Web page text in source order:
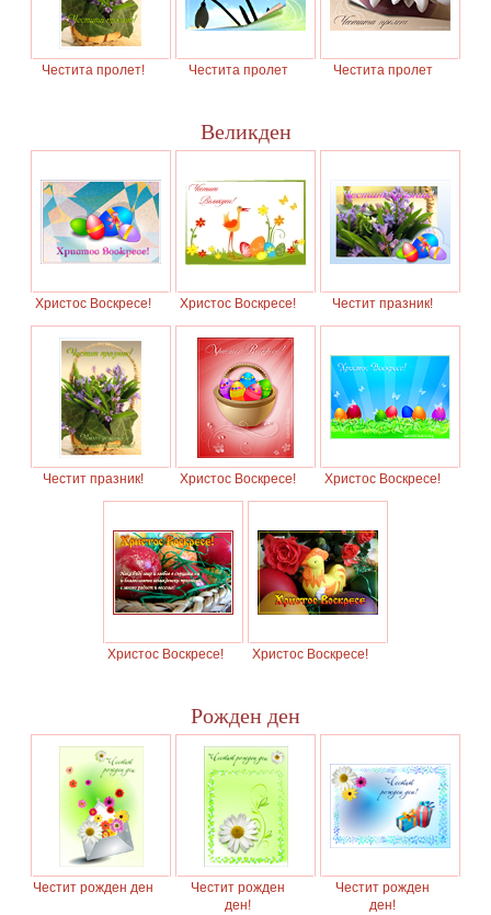
Честита пролет! Честита пролет Честита пролет
Великден
Христос Воскресе! Христос Воскресе! Честит празник!
Честит празник! Христос Воскресе! Христос Воскресе!
Христос Воскресе! Христос Воскресе!
Рожден ден
Честит рожден ден
Честит рожден
ден!
Честит рожден
ден!